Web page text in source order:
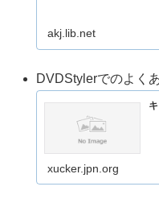
akj.lib.net
DVDStylerでのよく
xucker.jpn.org